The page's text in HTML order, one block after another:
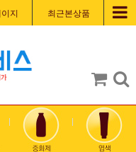
지 최근본상품